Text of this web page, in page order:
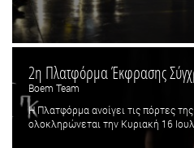
2η Πλατφόρμα Έκφρασης
Boem Team
Η Πλατφόρμα ανοίγει τις πόρτες
ολοκληρώνεται την Κυριακή 16